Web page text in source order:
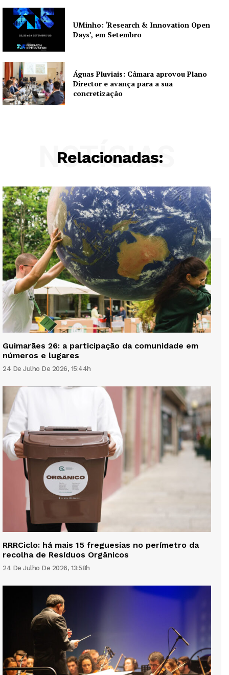
UMinho: ‘Research & Innovation Open
Days’, em Setembro
Águas Pluviais: Câmara aprovou Plano
Director e avança para a sua
concretização
Relacionadas:
NOTÍCIAS
Guimarães 26: a participação da comunidade em
números e lugares
24 De Julho De 2026, 15:44h
RRRCiclo: há mais 15 freguesias no perímetro da
recolha de Resíduos Orgânicos
24 De Julho De 2026, 13:58h